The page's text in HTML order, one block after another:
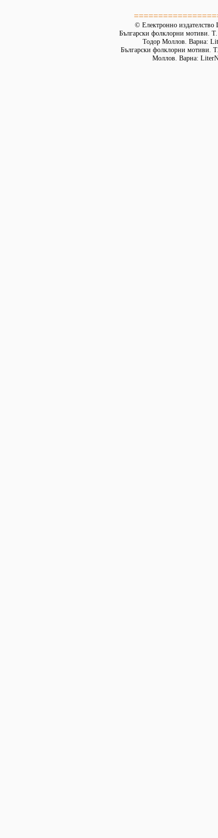
© Електронно издателство
Български фолклорни мотиви.
Тодор Моллов. Варна:
Български фолклорни мотиви.
Моллов. Варна: